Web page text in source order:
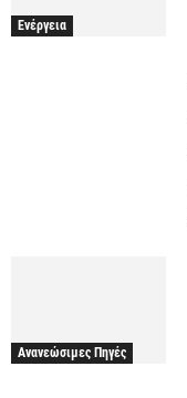
Ενέργεια
Ανανεώσιμες Πηγές